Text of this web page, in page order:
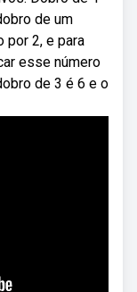
de um
por 2, e para
esse número
de 3 é 6 e o